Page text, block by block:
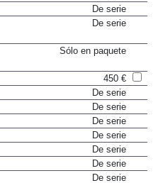
De serie
De serie
450 €
De serie
De serie
De serie
De serie
De serie
De serie